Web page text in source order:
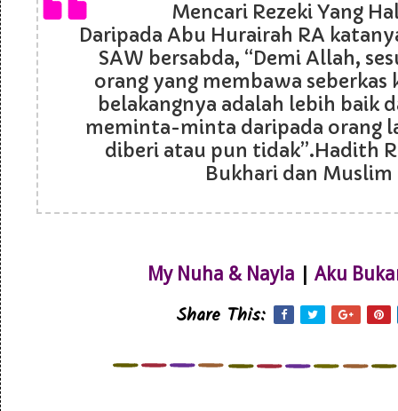
Mencari Rezeki Yang
Daripada Abu Hurairah RA
SAW bersabda, “Demi Allah,
orang yang membawa seberkas
belakangnya adalah lebih baik
meminta-minta daripada orang
diberi atau pun tidak”.Hadith
Bukhari dan Muslim
My Nuha & Nayla | Aku
Share This: